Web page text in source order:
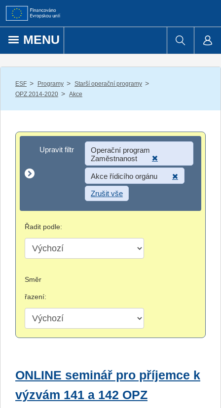
Přejít k obsahu
MENU
ESF / Programy / Starší operační programy /
OPZ 2014-2020 / Akce
Upravit filtr
Upravit filtr
Operační program
Zaměstnanost
Akce řídicího orgánu
Zrušit vše
Řadit podle:
Směr
řazení:
ONLINE seminář pro příjemce k
výzvám 141 a 142 OPZ